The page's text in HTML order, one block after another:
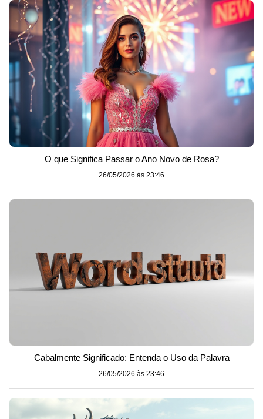
O que Significa Passar o Ano Novo de Rosa?
26/05/2026 às 23:46
Cabalmente Significado: Entenda o Uso da Palavra
26/05/2026 às 23:46